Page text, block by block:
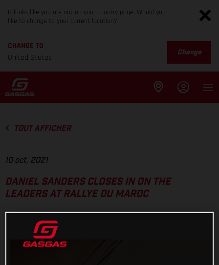
It looks like you are not on your country page. Would you
like to change to your current location?
CHANGE TO
United States
Change
TOUT AFFICHER
10 oct. 2021
DANIEL SANDERS CLOSES IN ON THE
LEADERS AT RALLYE DU MAROC